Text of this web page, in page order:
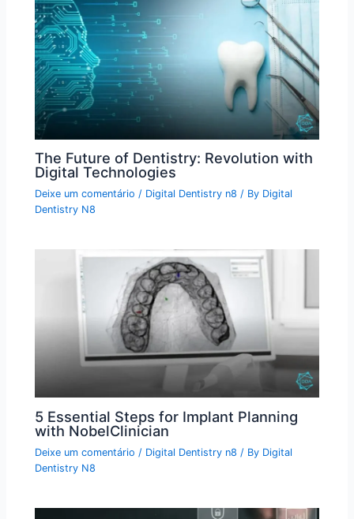
The Future of Dentistry: Revolution with
Digital Technologies
Deixe um comentário / Digital Dentistry n8 / By Digital
Dentistry N8
5 Essential Steps for Implant Planning
with NobelClinician
Deixe um comentário / Digital Dentistry n8 / By Digital
Dentistry N8